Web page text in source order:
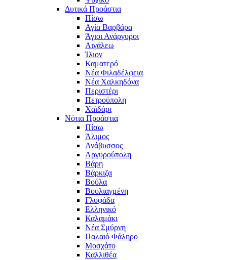
Δυτικά Προάστια
Πίσω
Αγία Βαρβάρα
Άγιοι Ανάργυροι
Αιγάλεω
Ίλιον
Καματερό
Νέα Φιλαδέλφεια
Νέα Χαλκηδόνα
Περιστέρι
Πετρούπολη
Χαϊδάρι
Νότια Προάστια
Πίσω
Άλιμος
Ανάβυσσος
Αργυρούπολη
Βάρη
Βάρκιζα
Βούλα
Βουλιαγμένη
Γλυφάδα
Ελληνικό
Καλαμάκι
Νέα Σμύρνη
Παλαιό Φάληρο
Μοσχάτο
Καλλιθέα